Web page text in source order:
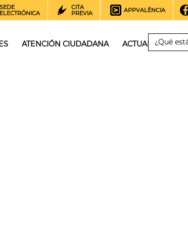
SEDE
ELECTRÓNICA
CITA
PREVIA
APPVALÈNCIA
ATENCIÓN CIUDADANA ACTUALIDAD